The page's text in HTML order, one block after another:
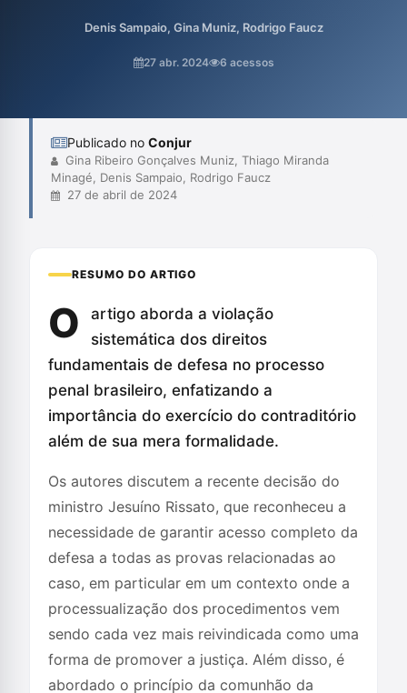
integral aos elementos probatórios por parte da defesa,
Público compromete a igualdade de condições no processo.
Denis Sampaio, Gina Muniz, Rodrigo Faucz
27 abr. 2024 6 acessos
Publicado no Conjur
Gina Ribeiro Gonçalves Muniz, Thiago Miranda
Minagé, Denis Sampaio, Rodrigo Faucz
27 de abril de 2024
RESUMO DO ARTIGO
O
artigo aborda a violação
sistemática dos direitos
fundamentais de defesa no processo
penal brasileiro, enfatizando a
importância do exercício do contraditório
além de sua mera formalidade.
Os autores discutem a recente decisão do
ministro Jesuíno Rissato, que reconheceu a
necessidade de garantir acesso completo da
defesa a todas as provas relacionadas ao
caso, em particular em um contexto onde a
processualização dos procedimentos vem
sendo cada vez mais reivindicada como uma
forma de promover a justiça. Além disso, é
abordado o princípio da comunhão da